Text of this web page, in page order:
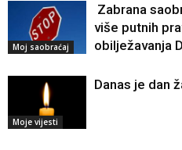
Moj saobraćaj
Zabrana
više putnih
obilježavanja
Moje vijesti
Danas je dan